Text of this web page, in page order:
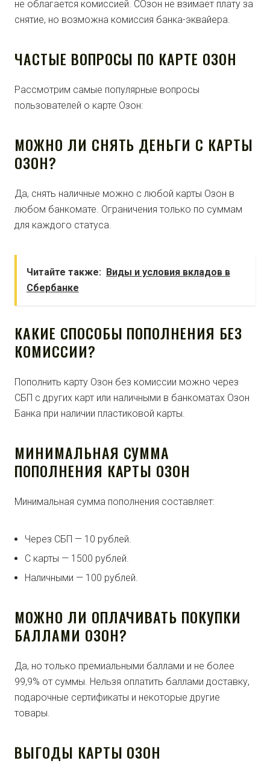
не облагается комиссией. СОзон не взимает плату за
снятие, но возможна комиссия банка-эквайера.
ЧАСТЫЕ ВОПРОСЫ ПО КАРТЕ ОЗОН
Рассмотрим самые популярные вопросы
пользователей о карте Озон:
МОЖНО ЛИ СНЯТЬ ДЕНЬГИ С КАРТЫ
ОЗОН?
Да, снять наличные можно с любой карты Озон в
любом банкомате. Ограничения только по суммам
для каждого статуса.
Читайте также: Виды и условия вкладов в
Сбербанке
КАКИЕ СПОСОБЫ ПОПОЛНЕНИЯ БЕЗ
КОМИССИИ?
Пополнить карту Озон без комиссии можно через
СБП с других карт или наличными в банкоматах Озон
Банка при наличии пластиковой карты.
МИНИМАЛЬНАЯ СУММА
ПОПОЛНЕНИЯ КАРТЫ ОЗОН
Минимальная сумма пополнения составляет:
Через СБП — 10 рублей.
С карты — 1500 рублей.
Наличными — 100 рублей.
МОЖНО ЛИ ОПЛАЧИВАТЬ ПОКУПКИ
БАЛЛАМИ ОЗОН?
Да, но только премиальными баллами и не более
99,9% от суммы. Нельзя оплатить баллами доставку,
подарочные сертификаты и некоторые другие
товары.
ВЫГОДЫ КАРТЫ ОЗОН